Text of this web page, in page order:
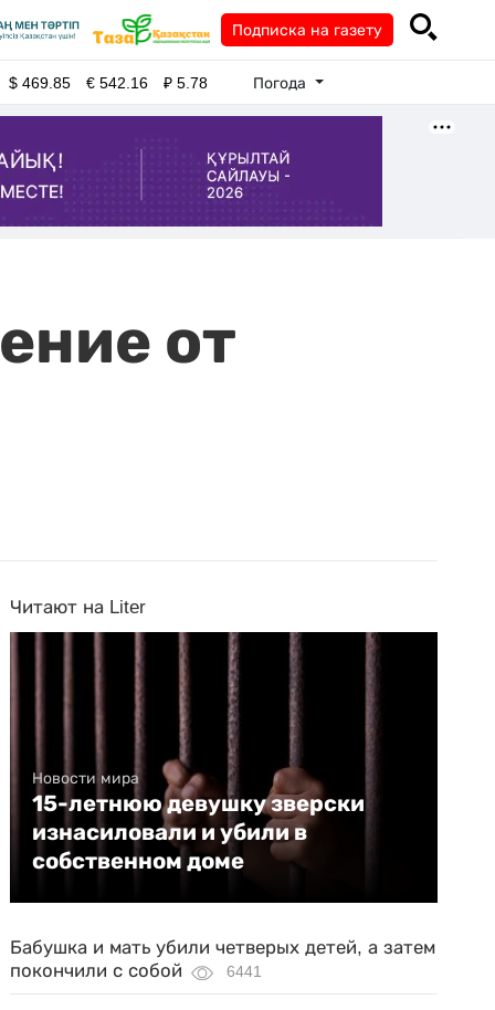
Подписка на газету
$469.85 €542.16 ₽5.78 Погода
от
Читают на Liter
Новости мира
15-летнюю девушку зверски
изнасиловали и убили в
собственном доме
Бабушка и мать убили четверых детей, а затем
покончили с собой
6441